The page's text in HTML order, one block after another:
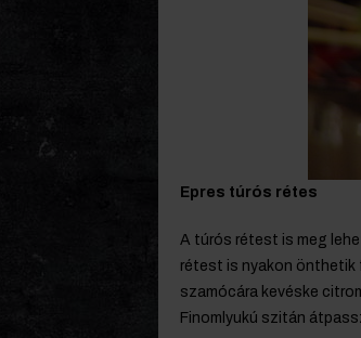
Epres túrós rétes
A túrós rétest is meg
rétest is nyakon
szamócára kevéske
Finomlyukú szitán